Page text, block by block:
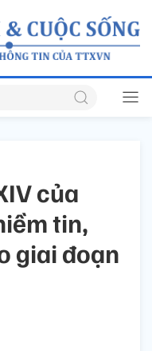
của
tin,
giai đoạn